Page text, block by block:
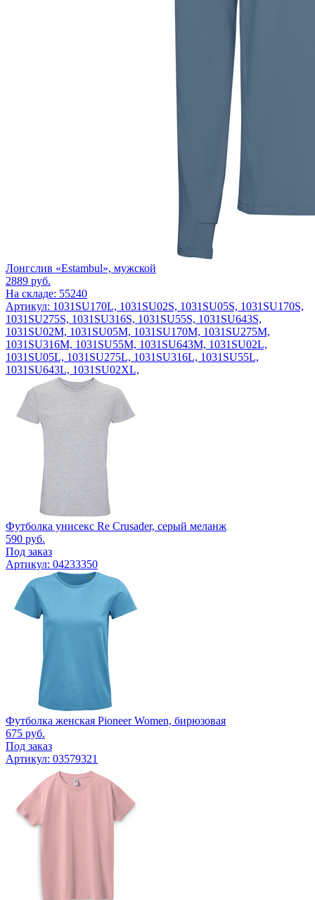
Лонгслив «Estambul», мужской
2889 руб.
На складе: 55240
Артикул: 1031SU170L, 1031SU02S, 1031SU05S, 1031SU170S,
1031SU275S, 1031SU316S, 1031SU55S, 1031SU643S,
1031SU02M, 1031SU05M, 1031SU170M, 1031SU275M,
1031SU316M, 1031SU55M, 1031SU643M, 1031SU02L,
1031SU05L, 1031SU275L, 1031SU316L, 1031SU55L,
1031SU643L, 1031SU02XL,
Футболка унисекс Re Crusader, серый меланж
590 руб.
Под заказ
Артикул: 04233350
Футболка женская Pioneer Women, бирюзовая
675 руб.
Под заказ
Артикул: 03579321